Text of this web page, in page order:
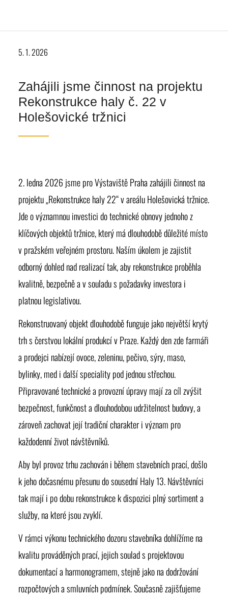
5. 1. 2026
Zahájili jsme činnost na projektu
Rekonstrukce haly č. 22 v
Holešovické tržnici
2. ledna 2026 jsme pro Výstaviště Praha zahájili činnost na
projektu „Rekonstrukce haly 22“ v areálu Holešovická tržnice.
Jde o významnou investici do technické obnovy jednoho z
klíčových objektů tržnice, který má dlouhodobě důležité místo
v pražském veřejném prostoru. Naším úkolem je zajistit
odborný dohled nad realizací tak, aby rekonstrukce proběhla
kvalitně, bezpečně a v souladu s požadavky investora i
platnou legislativou.
Rekonstruovaný objekt dlouhodobě funguje jako největší krytý
trh s čerstvou lokální produkcí v Praze. Každý den zde farmáři
a prodejci nabízejí ovoce, zeleninu, pečivo, sýry, maso,
bylinky, med i další speciality pod jednou střechou.
Připravované technické a provozní úpravy mají za cíl zvýšit
bezpečnost, funkčnost a dlouhodobou udržitelnost budovy, a
zároveň zachovat její tradiční charakter i význam pro
každodenní život návštěvníků.
Aby byl provoz trhu zachován i během stavebních prací, došlo
k jeho dočasnému přesunu do sousední Haly 13. Návštěvníci
tak mají i po dobu rekonstrukce k dispozici plný sortiment a
služby, na které jsou zvyklí.
V rámci výkonu technického dozoru stavebníka dohlížíme na
kvalitu prováděných prací, jejich soulad s projektovou
dokumentací a harmonogramem, stejně jako na dodržování
rozpočtových a smluvních podmínek. Současně zajišťujeme